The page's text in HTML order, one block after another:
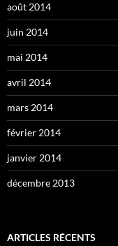
août 2014
juin 2014
mai 2014
avril 2014
mars 2014
février 2014
janvier 2014
décembre 2013
ARTICLES RÉCENTS